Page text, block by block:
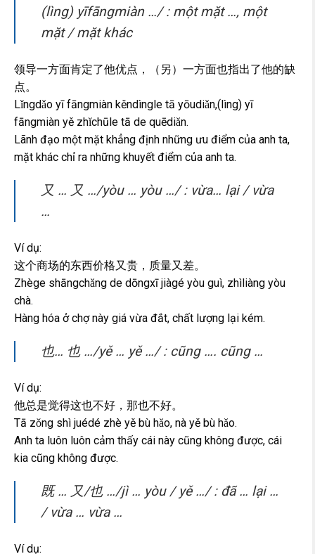
(lìng) yīfāngmiàn …/ : một mặt …, một
mặt / mặt khác
领导一方面肯定了他优点，（另）一方面也指出了他的缺
点。
Lǐngdǎo yī fāngmiàn kěndìngle tā yōudiǎn,(lìng) yī
fāngmiàn yě zhǐchūle tā de quēdiǎn.
Lãnh đạo một mặt khẳng định những ưu điểm của anh ta,
mặt khác chỉ ra những khuyết điểm của anh ta.
又 … 又 …/yòu … yòu …/ : vừa… lại / vừa
…
Ví dụ:
这个商场的东西价格又贵，质量又差。
Zhège shāngchǎng de dōngxī jiàgé yòu guì, zhìliàng yòu
chà.
Hàng hóa ở chợ này giá vừa đắt, chất lượng lại kém.
也… 也 …/yě … yě …/ : cũng …. cũng …
Ví dụ:
他总是觉得这也不好，那也不好。
Tā zǒng shì juédé zhè yě bù hǎo, nà yě bù hǎo.
Anh ta luôn luôn cảm thấy cái này cũng không được, cái
kia cũng không được.
既 … 又/也 …/jì … yòu / yě …/ : đã … lại …
/ vừa … vừa …
Ví dụ: